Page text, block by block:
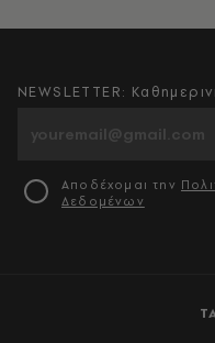
NEWSLETTER:
Αποδέχομαι την
Δεδομένων